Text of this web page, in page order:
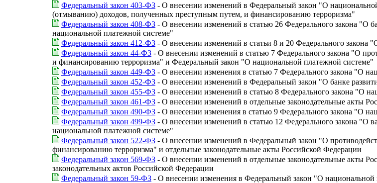
Федеральный закон 403-ФЗ - О внесении изменений в Федеральный закон "О
(отмыванию) доходов, полученных преступным путем, и финансированию терроризма"
Федеральный закон 408-ФЗ - О внесении изменений в статью 26 Федерального закона "О
национальной платежной системе"
Федеральный закон 412-ФЗ - О внесении изменений в статьи 8 и 20 Федерального закона
Федеральный закон 44-ФЗ - О внесении изменений в статью 7 Федерального закона "О
и финансированию терроризма" и Федеральный закон "О национальной платежной системе"
Федеральный закон 449-ФЗ - О внесении изменения в статью 7 Федерального закона "О
Федеральный закон 452-ФЗ - О внесении изменений в Федеральный закон "О банке
Федеральный закон 455-ФЗ - О внесении изменений в статью 8 Федерального закона "О
Федеральный закон 461-ФЗ - О внесении изменений в отдельные законодательные акты
Федеральный закон 490-ФЗ - О внесении изменения в статью 9 Федерального закона "О
Федеральный закон 499-ФЗ - О внесении изменений в статью 12 Федерального закона "О
национальной платежной системе"
Федеральный закон 522-ФЗ - О внесении изменений в Федеральный закон "О
финансированию терроризма" и отдельные законодательные акты Российской Федерации
Федеральный закон 569-ФЗ - О внесении изменений в отдельные законодательные акты
законодательных актов Российской Федерации
Федеральный закон 59-ФЗ - О внесении изменения в Федеральный закон "О национальной